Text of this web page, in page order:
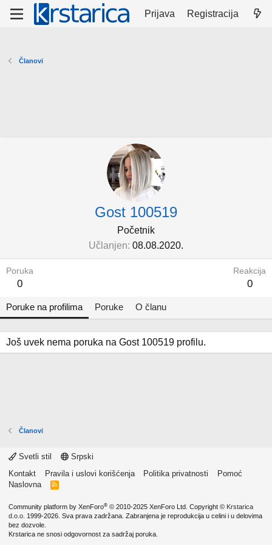
Prijava Registracija
Članovi
Gost 100519
Početnik
Učlanjen 08.08.2020.
Poruka
0
Reakcija
0
Poruke na profilima Poruke O članu
Još uvek nema poruka na Gost 100519 profilu.
Članovi
Svetli stil
Srpski
Kontakt
Pravila i uslovi korišćenja Politika privatnosti
Pomoć
Naslovna
R
Community platform by XenForo® © 2010-2025 XenForo Ltd. Copyright © Krstarica
d.o.o. 1999-2026. Sva prava zadržana. Zabranjena je reprodukcija u celini i u delovima
bez dozvole.
Krstarica ne snosi odgovornost za sadržaj poruka.